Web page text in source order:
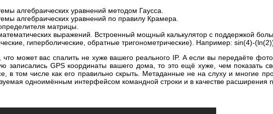
алгебраических уравнений методом Гаусса.
алгебраических уравнений по правилу Крамера.
матрицы.
выражений. Встроенный мощный калькулятор с поддержкой
гиперболические, обратные тригонометрические). Например: sin(4)-
что может вас спалить не хуже вашего реального IP. А если вы передаёте
записались GPS координаты вашего дома, то это ещё хуже, чем показать
в том числе как его правильно скрыть. Метаданные не на слуху и многие
одноимённым интерфейсом командной строки и в качестве расширения